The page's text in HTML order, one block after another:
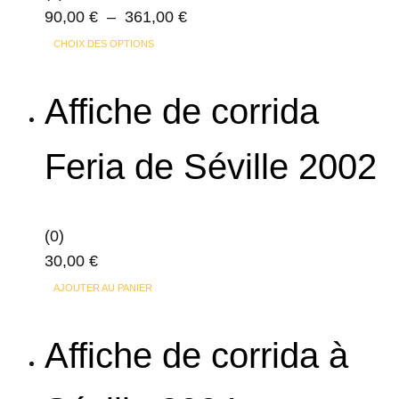
choisies
sur
du
90,00 € – 361,00 €Plage
à
CHOIX DES OPTIONSCe
plusieurs
Les
page
du
Affiche de corrida
Feria de Séville 2002
(0)
30,00 €
AJOUTER AU PANIER
Affiche de corrida à